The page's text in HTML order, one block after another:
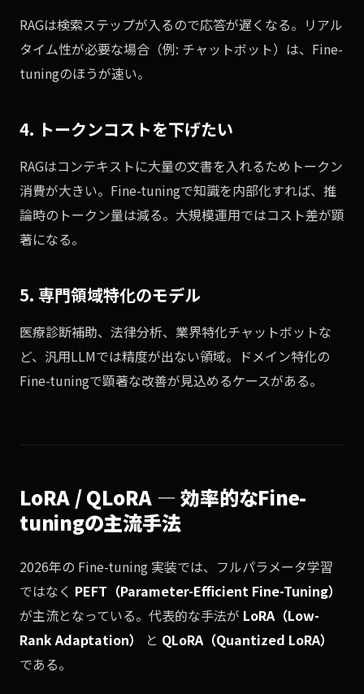
RAGは検索ステップが入るので応答が遅くなる。リアル
タイム性が必要な場合（例: チャットボット）は、Fine-
tuningのほうが速い。
4. トークンコストを下げたい
RAGはコンテキストに大量の文書を入れるためトークン
消費が大きい。Fine-tuningで知識を内部化すれば、推
論時のトークン量は減る。大規模運用ではコスト差が顕
著になる。
5. 専門領域特化のモデル
医療診断補助、法律分析、業界特化チャットボットな
ど、汎用LLMでは精度が出ない領域。ドメイン特化の
Fine-tuningで顕著な改善が見込めるケースがある。
LoRA / QLoRA — 効率的なFine-
tuningの主流手法
2026年の Fine-tuning 実装では、フルパラメータ学習
ではなく PEFT（Parameter-Efficient Fine-Tuning）
が主流となっている。代表的な手法が LoRA（Low-
Rank Adaptation）
と QLoRA（Quantized LoRA）
である。